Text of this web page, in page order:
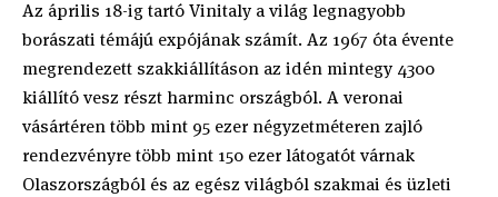
Az április 18-ig tartó Vinitaly a világ legnagyobb
borászati témájú expójának számít. Az 1967 óta évente
megrendezett szakkiállításon az idén mintegy 4300
kiállító vesz részt harminc országból. A veronai
vásártéren több mint 95 ezer négyzetméteren zajló
rendezvényre több mint 150 ezer látogatót várnak
Olaszországból és az egész világból szakmai és üzleti